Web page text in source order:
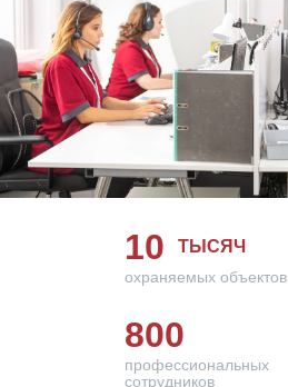
10 ТЫСЯЧ
охраняемых объектов
800
профессиональных
сотрудников